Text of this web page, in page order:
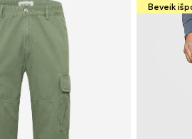
Beveik